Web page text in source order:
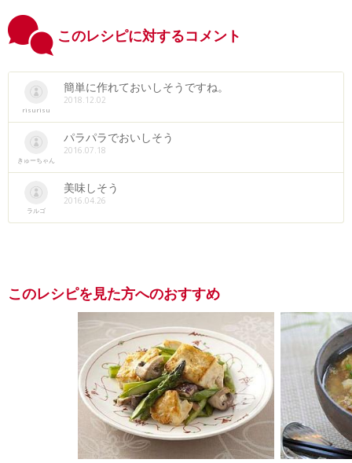
このレシピに対するコメント
risurisu
簡単に作れておいしそうですね。
2018.12.02
きゅーちゃん
パラパラでおいしそう
2016.07.18
ラルゴ
美味しそう
2016.04.26
このレシピを見た方へのおすすめ